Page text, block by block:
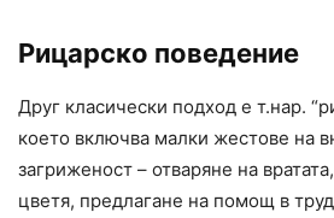
Рицарско поведение
Друг класически подход е т.нар.
което включва малки жестове на
загриженост – отваряне на
цветя, предлагане на помощ в